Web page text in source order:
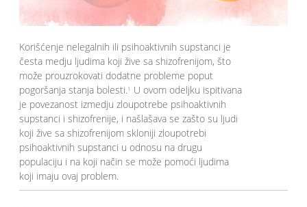
Korišćenje nelegalnih ili psihoaktivnih supstanci je
česta medju ljudima koji žive sa shizofrenijom, što
može prouzrokovati dodatne probleme poput
pogoršanja stanja bolesti.1
U ovom odeljku ispitivana
je povezanost izmedju zloupotrebe psihoaktivnih
supstanci i shizofrenije, i našlašava se zašto su ljudi
koji žive sa shizofrenijom skloniji zloupotrebi
psihoaktivnih supstanci u odnosu na drugu
populaciju i na koji način se može pomoći ljudima
koji imaju ovaj problem.